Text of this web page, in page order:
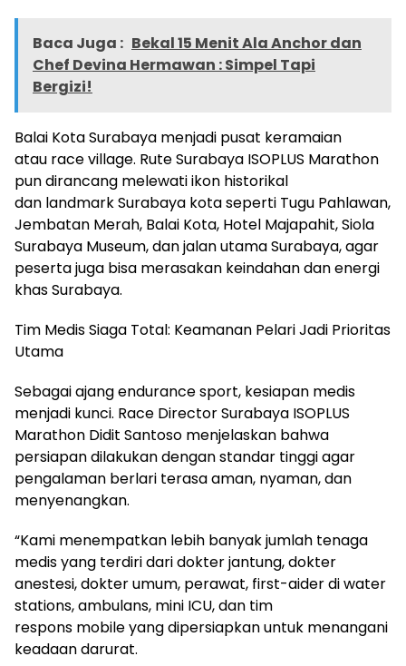
Baca Juga : Bekal 15 Menit Ala Anchor dan
Chef Devina Hermawan : Simpel Tapi
Bergizi!
Balai Kota Surabaya menjadi pusat keramaian
atau race village. Rute Surabaya ISOPLUS Marathon
pun dirancang melewati ikon historikal
dan landmark Surabaya kota seperti Tugu Pahlawan,
Jembatan Merah, Balai Kota, Hotel Majapahit, Siola
Surabaya Museum, dan jalan utama Surabaya, agar
peserta juga bisa merasakan keindahan dan energi
khas Surabaya.
Tim Medis Siaga Total: Keamanan Pelari Jadi Prioritas
Utama
Sebagai ajang endurance sport, kesiapan medis
menjadi kunci. Race Director Surabaya ISOPLUS
Marathon Didit Santoso menjelaskan bahwa
persiapan dilakukan dengan standar tinggi agar
pengalaman berlari terasa aman, nyaman, dan
menyenangkan.
“Kami menempatkan lebih banyak jumlah tenaga
medis yang terdiri dari dokter jantung, dokter
anestesi, dokter umum, perawat, first-aider di water
stations, ambulans, mini ICU, dan tim
respons mobile yang dipersiapkan untuk menangani
keadaan darurat.